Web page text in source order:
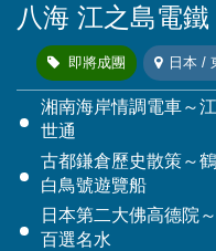
八海 江之島電鐵
即將成團 日本 /
湘南海岸情調電車～
世通
古都鎌倉歷史散策～
白鳥號遊覽船
日本第二大佛高德院
百選名水